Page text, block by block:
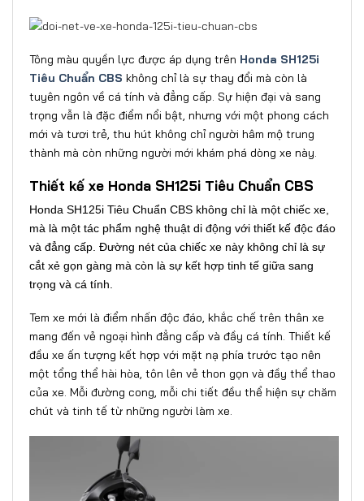
Tông màu quyền lực được áp dụng trên Honda SH125i
Tiêu Chuẩn CBS không chỉ là sự thay đổi mà còn là
tuyên ngôn về cá tính và đẳng cấp. Sự hiện đại và sang
trọng vẫn là đặc điểm nổi bật, nhưng với một phong cách
mới và tươi trẻ, thu hút không chỉ người hâm mộ trung
thành mà còn những người mới khám phá dòng xe này.
Thiết kế xe Honda SH125i Tiêu Chuẩn CBS
Honda SH125i Tiêu Chuẩn CBS không chỉ là một chiếc xe,
mà là một tác phẩm nghệ thuật di động với thiết kế độc đáo
và đẳng cấp. Đường nét của chiếc xe này không chỉ là sự
cắt xẻ gọn gàng mà còn là sự kết hợp tinh tế giữa sang
trọng và cá tính.
Tem xe mới là điểm nhấn độc đáo, khắc chế trên thân xe
mang đến vẻ ngoại hình đẳng cấp và đầy cá tính. Thiết kế
đầu xe ấn tượng kết hợp với mặt nạ phía trước tạo nên
một tổng thể hài hòa, tôn lên vẻ thon gọn và đầy thể thao
của xe. Mỗi đường cong, mỗi chi tiết đều thể hiện sự chăm
chút và tinh tế từ những người làm xe.